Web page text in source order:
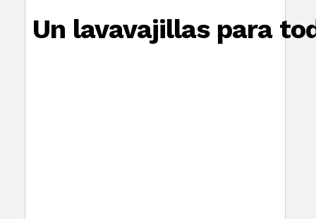
Un lavavajillas para